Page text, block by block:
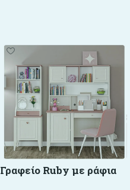
Γραφείο Ruby με ράφια